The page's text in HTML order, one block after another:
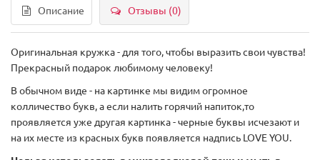
Описание Отзывы (0)
Оригинальная кружка - для того, чтобы выразить свои чувства!
Прекрасный подарок любимому человеку!
В обычном виде - на картинке мы видим огромное
колличество букв, а если налить горячий напиток,то
проявляется уже другая картинка - черные буквы исчезают и
на их месте из красных букв появляется надпись LOVE YOU.